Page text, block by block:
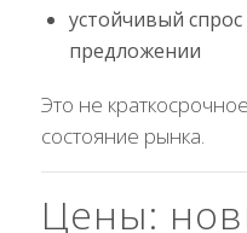
устойчивый
предложении
Это не
состояние рынка.
Цены: